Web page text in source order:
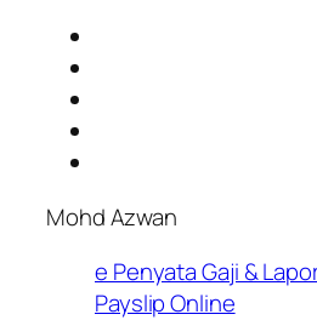
Mohd Azwan
e Penyata Gaji &
Payslip Online